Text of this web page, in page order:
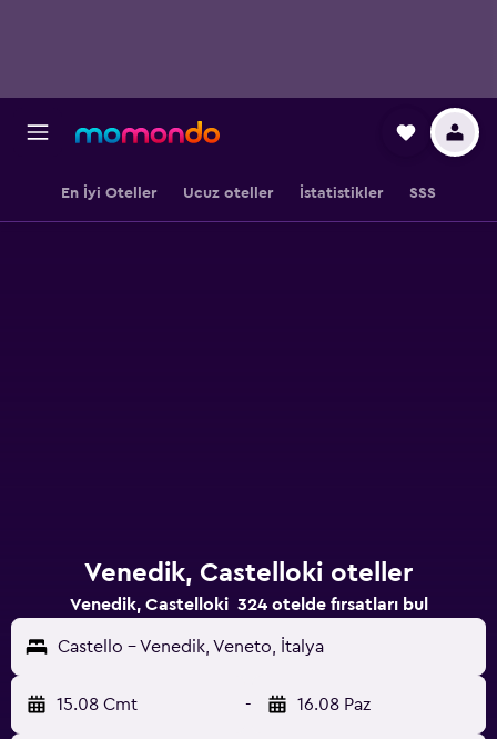
En İyi Oteller Ucuz oteller İstatistikler SSS
Venedik, Castelloki oteller
Venedik, Castelloki 324 otelde fırsatları bul
Castello - Venedik, Veneto, İtalya
15.08 Cmt - 16.08 Paz